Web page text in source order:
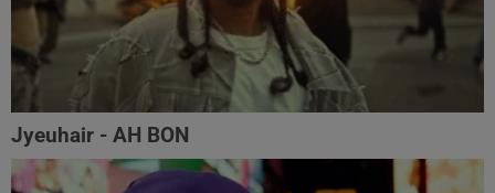
Jyeuhair - AH BON